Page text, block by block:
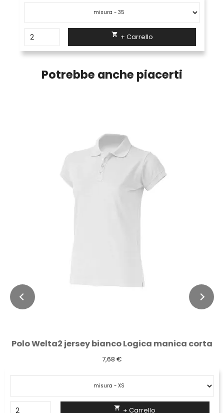
 + Carrello
Potrebbe anche piacerti
Polo Welta2 jersey bianco Logica manica corta
7,68 €
 + Carrello